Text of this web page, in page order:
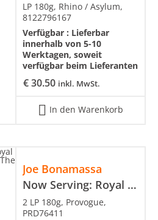
€30.50 inkl. MwSt.
LP 180g, Rhino / Asylum,
8122796167
Verfügbar : Lieferbar
innerhalb von 5-10
Werktagen, soweit
verfügbar beim Lieferanten
In den Warenkorb
Joe Bonamassa
Now Serving: Royal Tea – Live From The Ryman
2 LP 180g, Provogue,
PRD76411